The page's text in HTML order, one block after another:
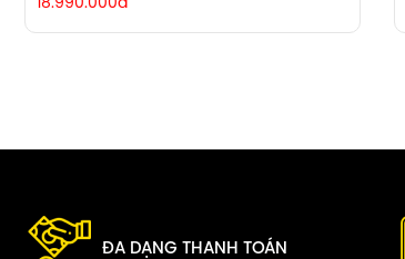
18.990.000đ
ĐA DẠNG THANH TOÁN